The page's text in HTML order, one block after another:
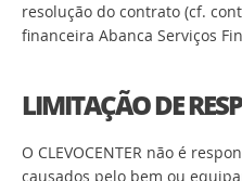
resolução do contrato (cf.
financeira Abanca Serviços
LIMITAÇÃO DE
O CLEVOCENTER não é
causados pelo bem ou